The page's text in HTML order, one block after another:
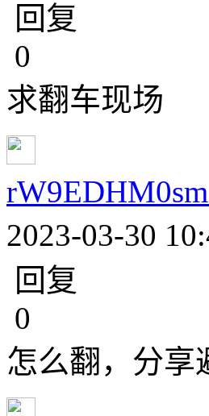
回复
0
求翻车现场
rW9EDHM0sm
2023-03-30
回复
0
怎么翻，分享